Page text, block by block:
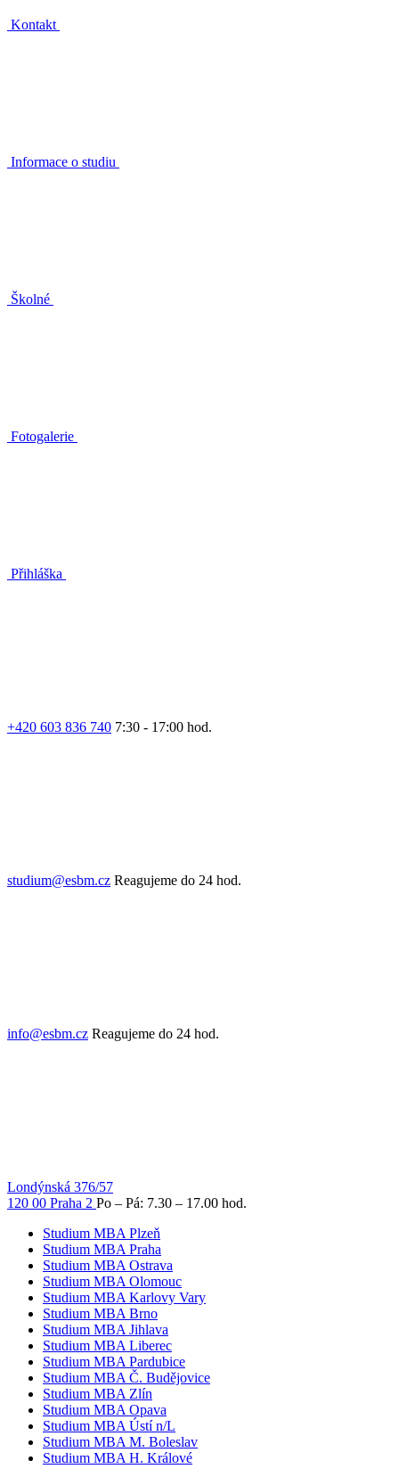
Kontakt
Informace o studiu
Školné
Fotogalerie
Přihláška
+420 603 836 740 7:30 - 17:00 hod.
studium@esbm.cz Reagujeme do 24 hod.
info@esbm.cz Reagujeme do 24 hod.
Londýnská 376/57
120 00 Praha 2 Po – Pá: 7.30 – 17.00 hod.
Studium MBA Plzeň
Studium MBA Praha
Studium MBA Ostrava
Studium MBA Olomouc
Studium MBA Karlovy Vary
Studium MBA Brno
Studium MBA Jihlava
Studium MBA Liberec
Studium MBA Pardubice
Studium MBA Č. Budějovice
Studium MBA Zlín
Studium MBA Opava
Studium MBA Ústí n/L
Studium MBA M. Boleslav
Studium MBA H. Králové